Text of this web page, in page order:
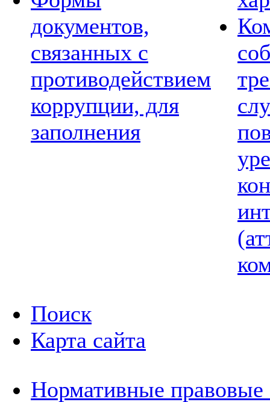
документов,
связанных с
противодействием
коррупции, для
заполнения
Поиск
Карта сайта
Нормативные правовые